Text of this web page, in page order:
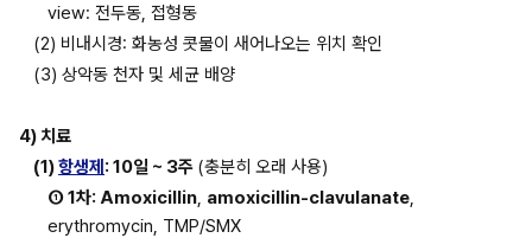
view: 전두동, 접형동
(2) 비내시경: 화농성 콧물이 새어나오는 위치 확인
(3) 상악동 천자 및 세균 배양
4) 치료
(1) 항생제 : 10일 ~ 3주 (충분히 오래 사용)
① 1차: Amoxicillin, amoxicillin-clavulanate,
erythromycin, TMP/SMX